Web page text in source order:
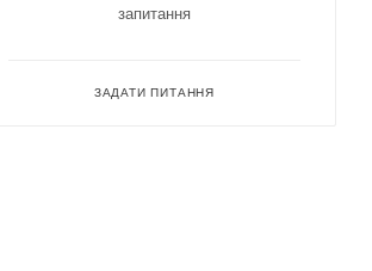
запитання
ЗАДАТИ ПИТАННЯ